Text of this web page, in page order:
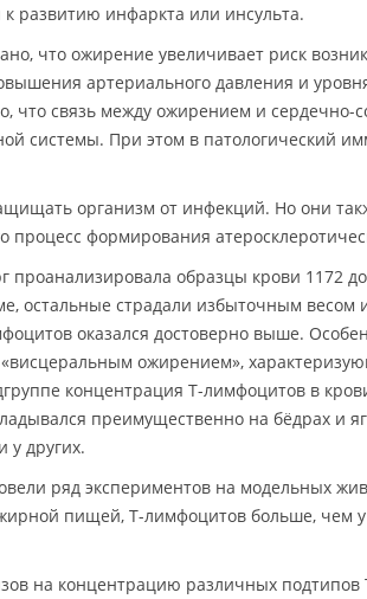
развитию инфаркта или инсульта.
что ожирение увеличивает риск
артериального давления и
что связь между ожирением и сердечно-
системы. При этом в патологический
организм от инфекций. Но они
процесс формирования
образцы крови 1172
остальные страдали избыточным
оказался достоверно выше.
ожирением»,
концентрация T-лимфоцитов в
преимущественно на бёдрах и
у других.
ряд экспериментов на модельных
пищей, T-лимфоцитов больше, чем
на концентрацию различных подтипов